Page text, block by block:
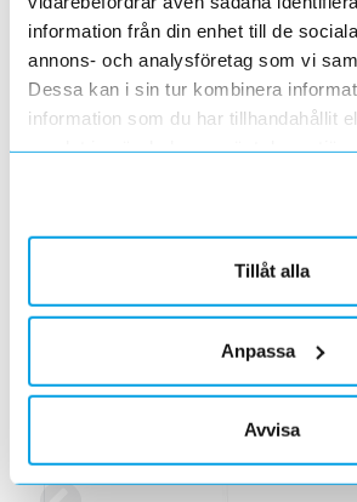
information från din enhet till de
annons- och analysföretag som vi
Dessa kan i sin tur kombinera
information som du har tillhandahållit
samlat in när du har använt deras
Tillåt alla
Anpassa
Avvisa
monteringen avsevärt. Monteras
med Pmflex snabbfäste, klammer
Ytbehandlad med Magnelis® och
korrosivitetsklass C5 – perfekt för
marina miljöer. Magnelis® har
förmåga till självläkning i borrade
Se alla produkter ur serien Xshield
Läs mer